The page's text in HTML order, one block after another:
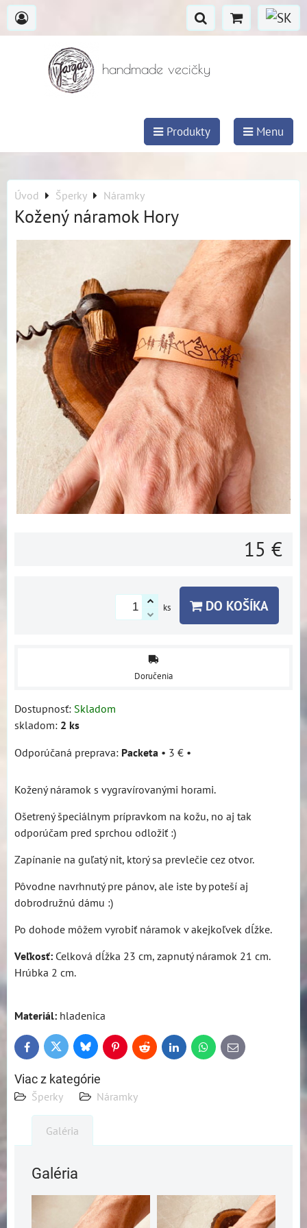
handmade vecičky
Produkty Menu
Úvod Šperky Náramky
Kožený náramok Hory
15 €
ks DO KOŠÍKA
Doručenia
Dostupnosť: Skladom
skladom: 2 ks
Packeta • 3 € •
Kožený náramok s vygravírovanými horami.
Ošetrený špeciálnym prípravkom na kožu, no aj tak
odporúčam pred sprchou odložiť :)
Zapínanie na guľatý nit, ktorý sa prevlečie cez otvor.
Pôvodne navrhnutý pre pánov, ale iste by poteší aj
dobrodružnú dámu :)
Po dohode môžem vyrobiť náramok v akejkoľvek dĺžke.
Veľkosť: Celková dĺžka 23 cm, zapnutý náramok 21 cm.
Hrúbka 2 cm.
Materiál: hladenica
FacebookTwitter BlueskyPinterestReddit LinkedInWhatsApp
E-
mail
Viac z kategórie
Šperky Náramky
Galéria
Galéria